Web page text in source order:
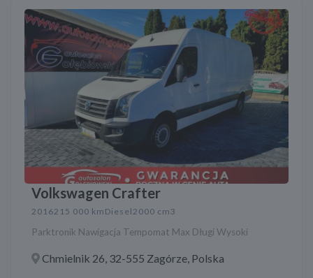
Volkswagen Crafter
2016215 000 km Diesel2000 cm3
Parktronik Nawigacja Tempomat Max Długi Wysoki
Chmielnik 26, 32-555 Zagórze, Polska